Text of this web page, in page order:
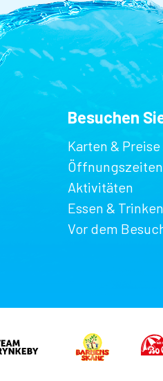
Besuchen
Karten & Preise
Öffnungszeiten
Aktivitäten
Essen & Trinken
Vor dem